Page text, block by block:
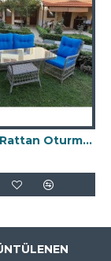
AVL 3004 Rattan Oturma Grubu